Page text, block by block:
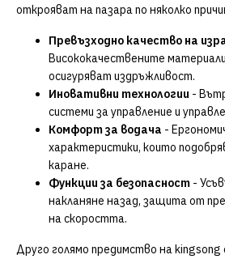
открояват на пазара по няколко
Превъзходно качество на
Висококачествените
осигуряват издръжливост.
Иновативни технологии -
системи за управление и
Комфорт за водача -
характеристики, които
каране.
Функции за безопасност -
накланяне назад, защита от
на скоростта.
Друго голямо предимство на kingsong